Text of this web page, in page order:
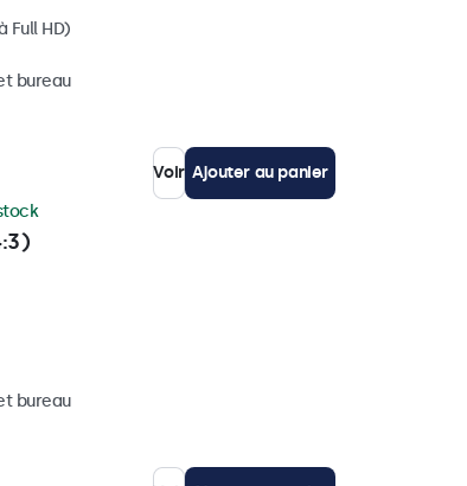
Full HD)
bureau
Voir Ajouter au panier
bureau